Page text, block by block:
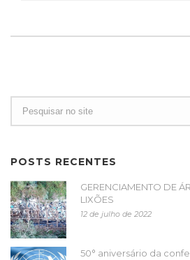
POSTS RECENTES
GERENCIAMENTO DE
LIXÕES
12 de julho de 2022
50° aniversário da